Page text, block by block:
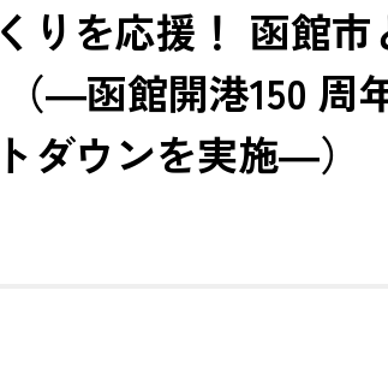
りを応援！ 函館
―函館開港150 周
ダウンを実施―）